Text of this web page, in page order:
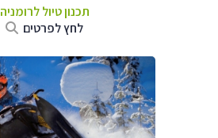
תכנון טיול לרומניה
לחץ לפרטים